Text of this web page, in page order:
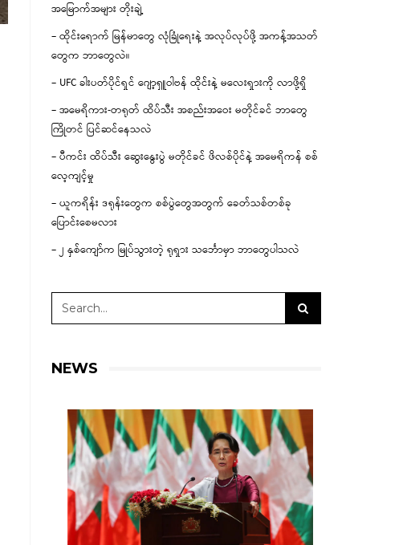
အမြောက်အများ တိုးချဲ့
– ထိုင်းရောက် မြန်မာတွေ လုံခြုံရေးနဲ့ အလုပ်လုပ်ဖို့ အကန့်အသတ်
တွေက ဘာတွေလဲ။
– UFC ခါးပတ်ပိုင်ရှင် ဂျော့ရှူဝါဗန် ထိုင်းနဲ့ မလေးရှားကို လာဖို့ရှိ
– အမေရိကား-တရုတ် ထိပ်သီး အစည်းအဝေး မတိုင်ခင် ဘာတွေ
ကြိုတင် ပြင်ဆင်နေသလဲ
– ပီကင်း ထိပ်သီး ဆွေးနွေးပွဲ မတိုင်ခင် ဖိလစ်ပိုင်နဲ့ အမေရိကန် စစ်
လေ့ကျင့်မှု
– ယူကရိန်း ဒရုန်းတွေက စစ်ပွဲတွေအတွက် ခေတ်သစ်တစ်ခု
ပြောင်းစေမလား
– ၂ နှစ်ကျော်က မြုပ်သွားတဲ့ ရုရှား သင်္ဘောမှာ ဘာတွေပါသလဲ
NEWS